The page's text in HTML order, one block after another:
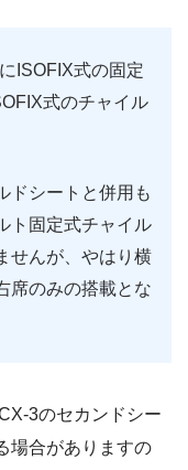
ISOFIX式の固定
式のチャイル
ドシートと併用も
ト固定式チャイル
せんが、やはり横
席のみの搭載とな
3のセカンドシー
場合がありますの